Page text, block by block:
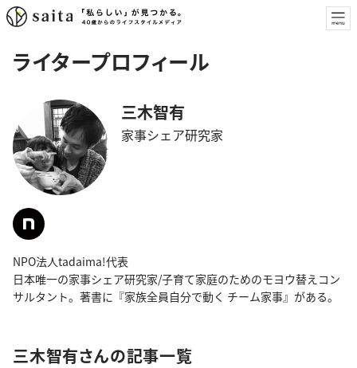
ライタープロフィール
三木智有
家事シェア研究家
NPO法人tadaima!代表
日本唯一の家事シェア研究家/子育て家庭のためのモヨウ替えコン
サルタント。著書に『家族全員自分で動く チーム家事』がある。
三木智有さんの記事一覧